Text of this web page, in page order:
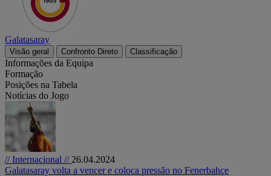
Galatasaray
Visão geral Confronto Direto Classificação
Informações da Equipa
Formação
Posições na Tabela
Notícias do Jogo
// Internacional // 26.04.2024
Galatasaray volta a vencer e coloca pressão no Fenerbahçe